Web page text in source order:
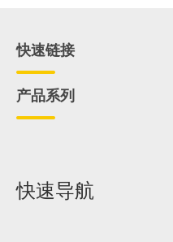
快速链接
产品系列
快速导航